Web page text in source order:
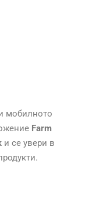
мобилното
Farm
и се увери в